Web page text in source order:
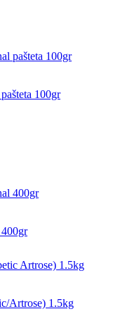
100gr
Artrose) 1.5kg